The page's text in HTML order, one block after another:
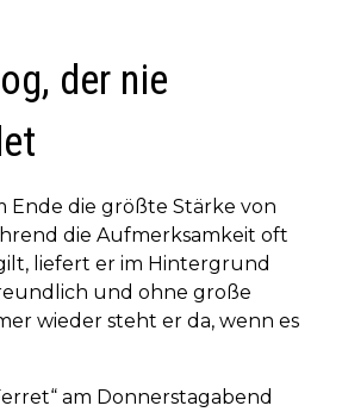
der nie
Ende die größte Stärke von
die Aufmerksamkeit oft
liefert er im Hintergrund
und ohne große
wieder steht er da, wenn es
am Donnerstagabend